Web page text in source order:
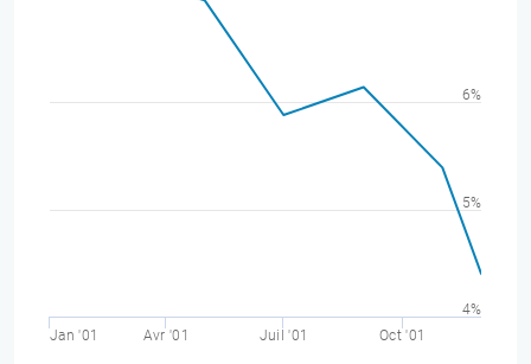
Jan '01 Avr '01 Juil '01 Oct '01
4%
5%
6%